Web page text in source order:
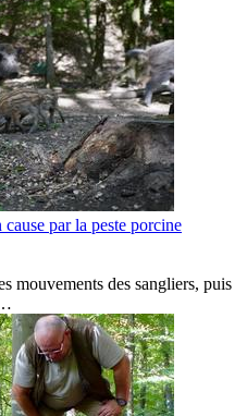
par la peste porcine
mouvements des sangliers, puis